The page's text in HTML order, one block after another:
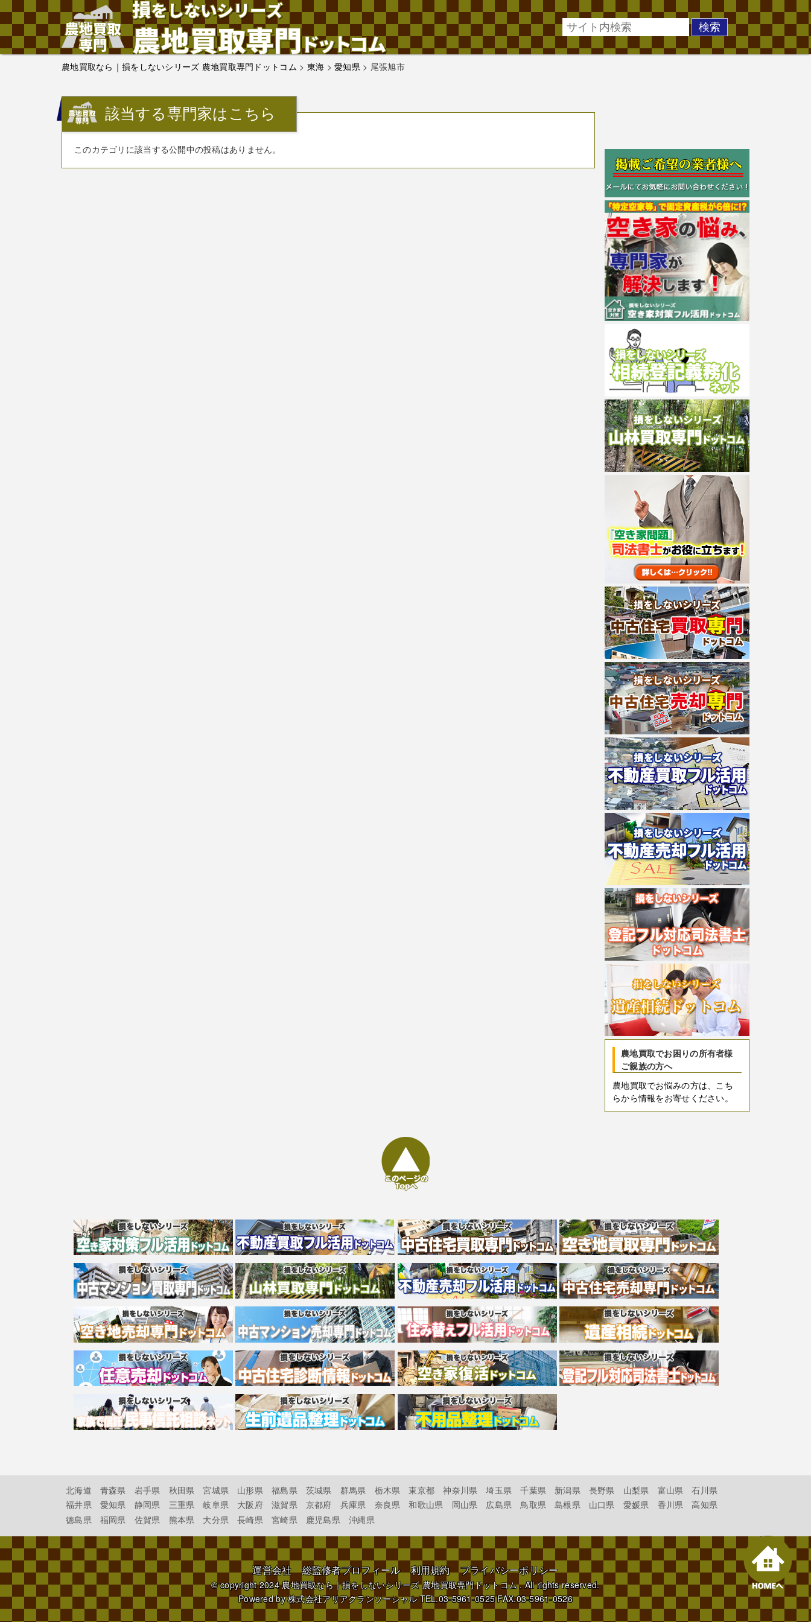
農地買取なら｜損をしないシリーズ 農地買取専門ドットコム > 東海 >愛知県> 尾張旭市
該当する専門家はこちら
このカテゴリに該当する公開中の投稿はありません。
農地買取でお困りの所有者様
ご親族の方へ
農地買取でお悩みの方は、こち
らから情報をお寄せください。
北海道 青森県 岩手県 秋田県 宮城県 山形県 福島県 茨城県 群馬県 栃木県 東京都 神奈川県 埼玉県 千葉県 新潟県 長野県 山梨県 富山県
石川県
福井県
愛知県 静岡県 三重県 岐阜県 大阪府 滋賀県 京都府 兵庫県 奈良県 和歌山県 岡山県 広島県 鳥取県 島根県 山口県 愛媛県 香川県
高知県
徳島県
福岡県 佐賀県 熊本県 大分県 長崎県 宮崎県 鹿児島県 沖縄県
運営会社 総監修者プロフィール 利用規約 プライバシーポリシー
© copyright 2024農地買取なら｜損をしないシリーズ 農地買取専門ドットコム. All rights reserved.
Powered by株式会社アリアクランソーシャルTEL.03-5961-0525 FAX.03-5961-0526